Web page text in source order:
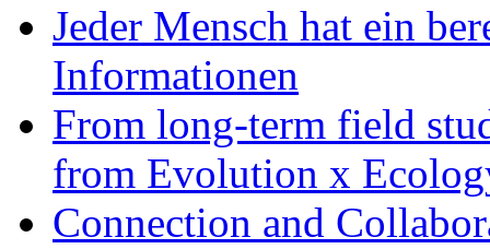
Jeder Mensch hat ein
Informationen
From long-term field
from Evolution x
Connection and